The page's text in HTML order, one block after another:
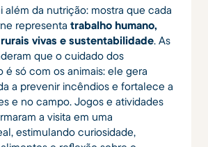
além da nutrição: mostra que cada
representa trabalho humano,
vivas e sustentabilidade. As
que o cuidado dos
é só com os animais: ele gera
a prevenir incêndios e fortalece a
e no campo. Jogos e atividades
a visita em uma
estimulando curiosidade,